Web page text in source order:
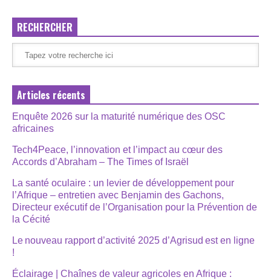
RECHERCHER
Articles récents
Enquête 2026 sur la maturité numérique des OSC
africaines
Tech4Peace, l’innovation et l’impact au cœur des
Accords d’Abraham – The Times of Israël
La santé oculaire : un levier de développement pour
l’Afrique – entretien avec Benjamin des Gachons,
Directeur exécutif de l’Organisation pour la Prévention de
la Cécité
Le nouveau rapport d’activité 2025 d’Agrisud est en ligne
!
Éclairage | Chaînes de valeur agricoles en Afrique :